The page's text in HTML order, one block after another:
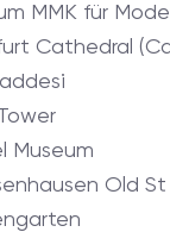
MMK für
Cathedral
Museum
Old